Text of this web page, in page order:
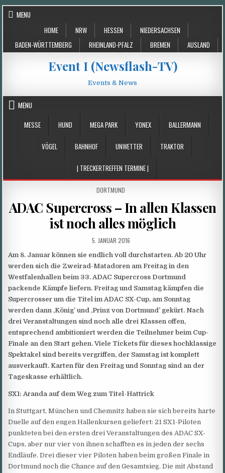
Skip
MENU
HOME
NRW HESSEN
NIEDERSACHSEN
BADEN-WÜRTTEMBERG
RHEINLAND-PFALZ BREMEN AUSLAND
Event I (Newsflash-TV)
Events & News
MENU
MESSE
HUND MEGA PARK YONEX BALLERMANN
VÖGEL BAHNHOF UNWETTER TRAKTOR
| TRECKERTREFFEN TERMINE |
POSTED
DORTMUND
ADAC Supercross – In allen Klassen
ist noch alles möglich
PUBLISHED
5. JANUAR 2016
Am 8. Januar können sie endlich voll durchstarten. Ab 20 Uhr
werden sich die Zweirad-Matadoren am Freitag in den
Westfalenhallen beim 33. ADAC Supercross Dortmund
packende Kämpfe liefern. Freitag und Samstag kämpfen die
Supercrosser um die Titel im ADAC SX-Cup, am Sonntag
werden dann ‚König’ und ‚Prinz von Dortmund’ gekürt. Nach
drei Veranstaltungen sind noch alle drei Klassen offen,
entsprechend ambitioniert werden die Teilnehmer beim Cup-
Finale an den Start gehen. Viele Tickets für dieses hochklassige
Spektakel sind bereits vergriffen, der Samstag ist komplett
ausverkauft. Karten für den Freitag und Sonntag sind an der
Tageskasse erhältlich.
SX1: Aranda auf dem Weg zum Titel-Hattrick
In Stuttgart, München und Chemnitz haben sie sich bereits harte
Duelle auf den engen Hallenkursen geliefert: 21 SX1-Piloten
punkteten bei den ersten drei Veranstaltungen des ADAC SX-
Cups, aber nur vier von ihnen schafften es in jeden der sechs
Endläufe. Drei dieser vier Piloten haben beim großen Finale in
Dortmund noch die Chance auf den Gesamtsieg. Die mit Abstand